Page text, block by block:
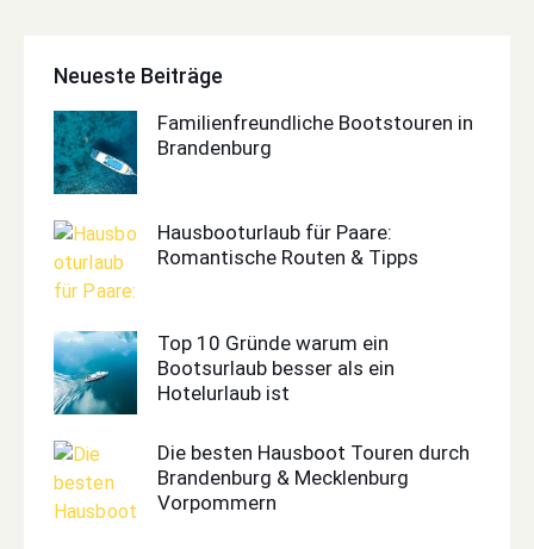
Neueste Beiträge
Familienfreundliche Bootstouren in
Brandenburg
Hausbooturlaub für Paare:
Romantische Routen & Tipps
Top 10 Gründe warum ein
Bootsurlaub besser als ein
Hotelurlaub ist
Die besten Hausboot Touren durch
Brandenburg & Mecklenburg
Vorpommern